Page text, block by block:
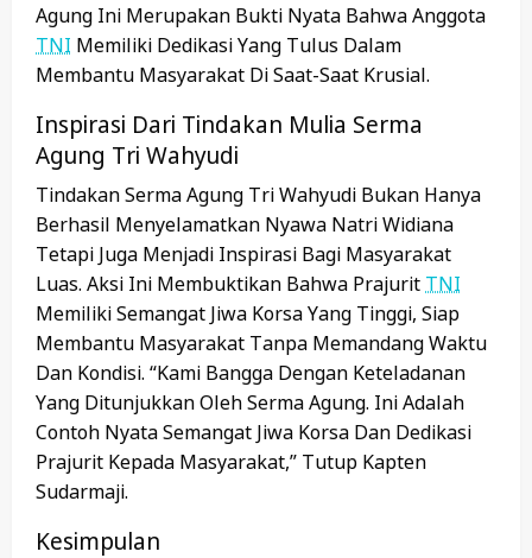
Agung Ini Merupakan Bukti Nyata Bahwa Anggota
TNI Memiliki Dedikasi Yang Tulus Dalam
Membantu Masyarakat Di Saat-Saat Krusial.
Inspirasi Dari Tindakan Mulia Serma
Agung Tri Wahyudi
Tindakan Serma Agung Tri Wahyudi Bukan Hanya
Berhasil Menyelamatkan Nyawa Natri Widiana
Tetapi Juga Menjadi Inspirasi Bagi Masyarakat
Luas. Aksi Ini Membuktikan Bahwa Prajurit TNI
Memiliki Semangat Jiwa Korsa Yang Tinggi, Siap
Membantu Masyarakat Tanpa Memandang Waktu
Dan Kondisi. “Kami Bangga Dengan Keteladanan
Yang Ditunjukkan Oleh Serma Agung. Ini Adalah
Contoh Nyata Semangat Jiwa Korsa Dan Dedikasi
Prajurit Kepada Masyarakat,” Tutup Kapten
Sudarmaji.
Kesimpulan